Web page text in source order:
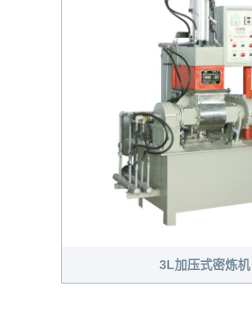
3L加压式密炼机